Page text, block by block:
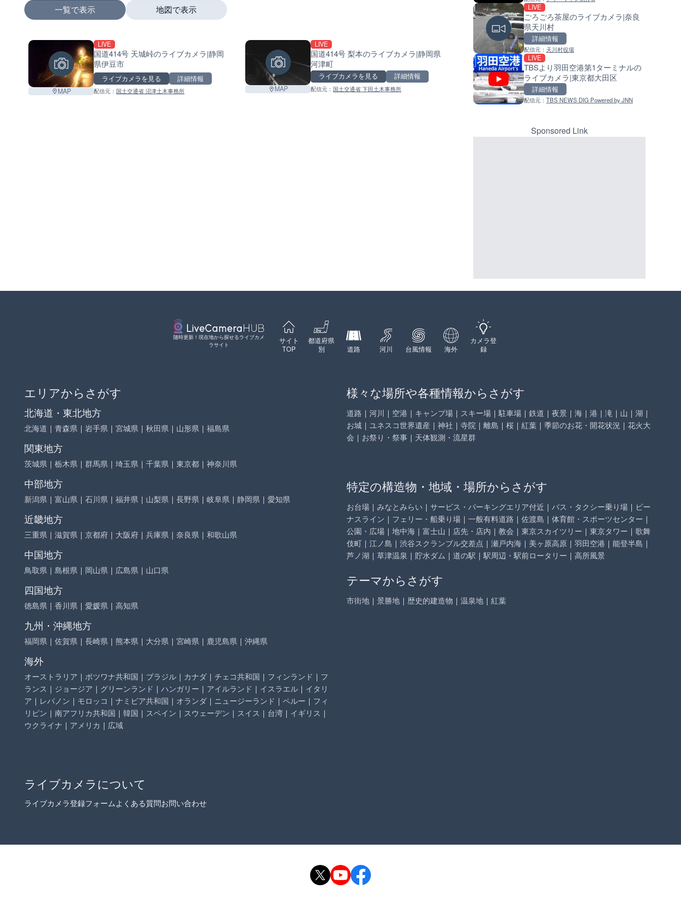
一覧で表示
MAP
LIVE
国道414号 天城峠のライブカメラ|静岡
県伊豆市
ライブカメラを見る 詳細情報
配信元： 国土交通省 沼津土木事務所 MAP
LIVE
国道414号 梨本のライブカメラ|静岡県
河津町
ライブカメラを見る 詳細情報
配信元： 国土交通省 下田土木事務所
地図で表示
+
Leaflet|©GoogleMapcontributors
マーカーをクリックするとラ
イブカメラの詳細が表示されま
LIVE
ごろごろ茶屋のライブカメラ|奈良
県天川村
詳細情報
配信元： 天川村役場
LIVE
TBSより羽田空港第1ターミナルの
ライブカメラ|東京都大田区
詳細情報
配信元： TBS NEWS DIG Powered by JNN
紀の川 竹房のライブカメラ|和
ガリレオの異端審問が行われ
タ・マーリア・ソプラ・ミネ
ブリア州
配信元：Skyline webcams
のライブカメラ|兵庫県神戸市
詳細情報
常呂川 鹿ノ子ダムのライブカ
天塩川 岩尾内ダムのライブカ
北海道士別市
配信元：国土交通省 北海道開発局
ラ|東京都品川区
詳細情報
Sponsored Link
随時更新！現在地から探せるライブカメ
ラサイト
サイト
TOP
都道府県
別
道路 河川 台風情報 海外
カメラ登
録
エリアからさがす
北海道・東北地方
北海道 ｜ 青森県 ｜ 岩手県 ｜ 宮城県 ｜ 秋田県 ｜ 山形県 ｜ 福島県
関東地方
茨城県 ｜ 栃木県 ｜ 群馬県 ｜ 埼玉県 ｜ 千葉県 ｜ 東京都 ｜ 神奈川県
中部地方
新潟県 ｜ 富山県 ｜ 石川県 ｜ 福井県 ｜ 山梨県 ｜ 長野県 ｜ 岐阜県 ｜ 静岡県 ｜ 愛知県
近畿地方
三重県 ｜ 滋賀県 ｜ 京都府 ｜ 大阪府 ｜ 兵庫県 ｜ 奈良県 ｜ 和歌山県
中国地方
鳥取県 ｜ 島根県 ｜ 岡山県 ｜ 広島県 ｜ 山口県
四国地方
徳島県 ｜ 香川県 ｜ 愛媛県 ｜ 高知県
九州・沖縄地方
福岡県 ｜ 佐賀県 ｜ 長崎県 ｜ 熊本県 ｜ 大分県 ｜ 宮崎県 ｜ 鹿児島県 ｜ 沖縄県
海外
オーストラリア ｜ ボツワナ共和国 ｜ ブラジル ｜ カナダ ｜ チェコ共和国 ｜ フィンランド ｜ フ
ランス ｜ ジョージア ｜ グリーンランド ｜ ハンガリー ｜ アイルランド ｜ イスラエル ｜ イタリ
ア ｜ レバノン ｜ モロッコ ｜ ナミビア共和国 ｜ オランダ ｜ ニュージーランド ｜ ペルー ｜ フィ
リピン ｜ 南アフリカ共和国 ｜ 韓国 ｜ スペイン ｜ スウェーデン ｜ スイス ｜ 台湾 ｜ イギリス ｜
ウクライナ ｜ アメリカ ｜ 広域
様々な場所や各種情報からさがす
道路 ｜ 河川 ｜ 空港 ｜ キャンプ場 ｜ スキー場 ｜ 駐車場 ｜ 鉄道 ｜ 夜景 ｜ 海 ｜ 港 ｜ 滝 ｜ 山 ｜ 湖 ｜
お城 ｜ ユネスコ世界遺産 ｜ 神社 ｜ 寺院 ｜ 離島 ｜ 桜 ｜ 紅葉 ｜ 季節のお花・開花状況 ｜ 花火大
会 ｜ お祭り・祭事 ｜ 天体観測・流星群
特定の構造物・地域・場所からさがす
お台場 ｜ みなとみらい ｜ サービス・パーキングエリア付近 ｜ バス・タクシー乗り場 ｜ ビー
ナスライン ｜ フェリー・船乗り場 ｜ 一般有料道路 ｜ 佐渡島 ｜ 体育館・スポーツセンター ｜
公園・広場 ｜ 地中海 ｜ 富士山 ｜ 店先・店内 ｜ 教会 ｜ 東京スカイツリー ｜ 東京タワー ｜ 歌舞
伎町 ｜ 江ノ島 ｜ 渋谷スクランブル交差点 ｜ 瀬戸内海 ｜ 美ヶ原高原 ｜ 羽田空港 ｜ 能登半島 ｜
芦ノ湖 ｜ 草津温泉 ｜ 貯水ダム ｜ 道の駅 ｜ 駅周辺・駅前ロータリー ｜ 高所風景
テーマからさがす
市街地 ｜ 景勝地 ｜ 歴史的建造物 ｜ 温泉地 ｜ 紅葉
ライブカメラについて
ライブカメラ登録フォームよくある質問お問い合わせ